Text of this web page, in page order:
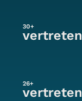
30+
26+